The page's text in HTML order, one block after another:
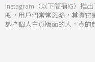
Instagram（以下簡稱IG）推
眼，用戶們常常忽略，其實
調控個人主頁版面的人，真的